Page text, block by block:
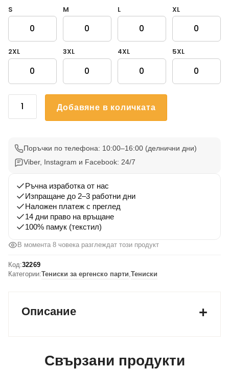
S M L XL
2XL 3XL 4XL 5XL
количество
ергенско
парти
Boss
Булката
Raid
Добавяне в количката
Поръчки по телефона: 10:00–16:00 (делнични дни)
Viber, Instagram и Facebook: 24/7
Ръчна изработка от нас
Изпращане до 2–3 работни дни
Наложен платеж с преглед
14 дни право на връщане
100% памук (текстил)
В момента 8 човека разглеждат този продукт
Код:32269
Категории:Тениски за ергенско парти Тениски
Описание
Свързани продукти